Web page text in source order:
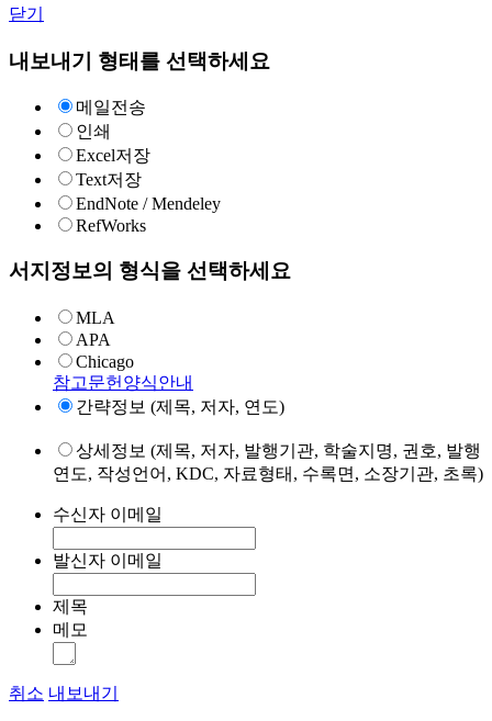
닫기
내보내기 형태를 선택하세요
메일전송
인쇄
Excel저장
Text저장
EndNote / Mendeley
RefWorks
서지정보의 형식을 선택하세요
MLA
APA
Chicago
참고문헌양식안내
간략정보 (제목, 저자, 연도)
상세정보 (제목, 저자, 발행기관, 학술지명, 권호, 발행
연도, 작성언어, KDC, 자료형태, 수록면, 소장기관, 초록)
수신자 이메일
발신자 이메일
제목
메모
취소 내보내기